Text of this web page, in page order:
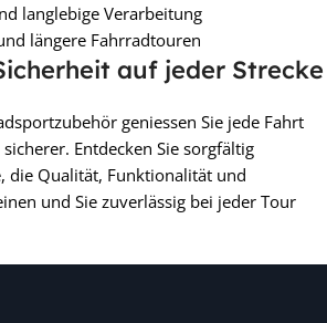
langlebige Verarbeitung
längere Fahrradtouren
auf jeder Strecke
geniessen Sie jede Fahrt
Entdecken Sie sorgfältig
die Qualität, Funktionalität und
und Sie zuverlässig bei jeder Tour